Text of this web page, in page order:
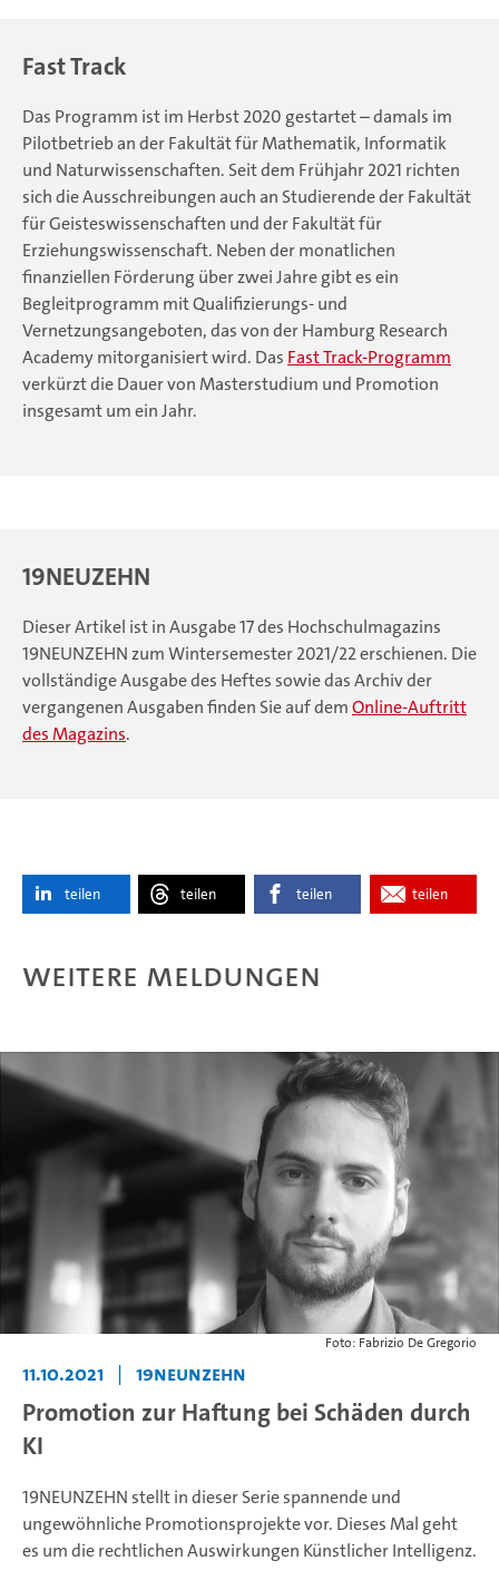
Fast Track
Das Programm ist im Herbst 2020 gestartet – damals im
Pilotbetrieb an der Fakultät für Mathematik, Informatik
und Naturwissenschaften. Seit dem Frühjahr 2021 richten
sich die Ausschreibungen auch an Studierende der Fakultät
für Geisteswissenschaften und der Fakultät für
Erziehungswissenschaft. Neben der monatlichen
finanziellen Förderung über zwei Jahre gibt es ein
Begleitprogramm mit Qualifizierungs- und
Vernetzungsangeboten, das von der Hamburg Research
Academy mitorganisiert wird. Das Fast Track-Programm
verkürzt die Dauer von Masterstudium und Promotion
insgesamt um ein Jahr.
19NEUZEHN
Dieser Artikel ist in Ausgabe 17 des Hochschulmagazins
19NEUNZEHN zum Wintersemester 2021/22 erschienen. Die
vollständige Ausgabe des Heftes sowie das Archiv der
vergangenen Ausgaben finden Sie auf demOnline-Auftritt
des Magazins.
teilen teilen teilen teilen
Weitere Meldungen
Foto: Fabrizio De Gregorio
11.10.2021 19neunzehn
Promotion zur Haftung bei Schäden durch
KI
19NEUNZEHN stellt in dieser Serie spannende und
ungewöhnliche Promotionsprojekte vor. Dieses Mal geht
es um die rechtlichen Auswirkungen Künstlicher Intelligenz.